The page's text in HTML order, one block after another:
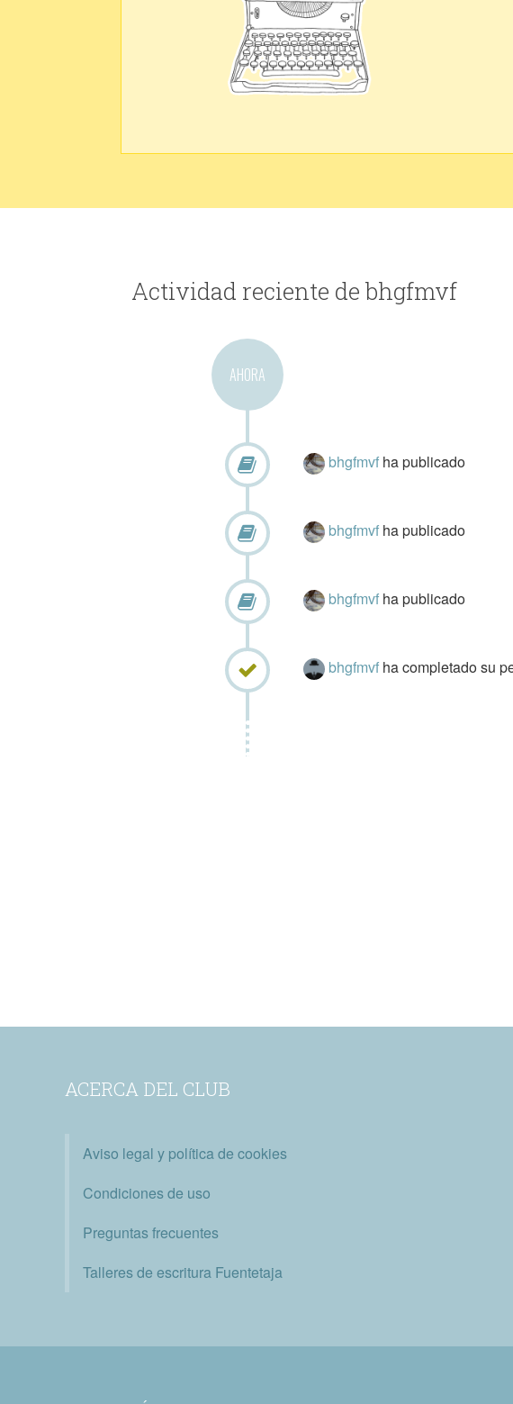
Actividad reciente de bhgfmvf
AHORA
bhgfmvf ha publicado
bhgfmvf ha publicado
bhgfmvf ha publicado
bhgfmvfha completado su
ACERCA DEL CLUB
Aviso legal y política de cookies
Condiciones de uso
Preguntas frecuentes
Talleres de escritura Fuentetaja